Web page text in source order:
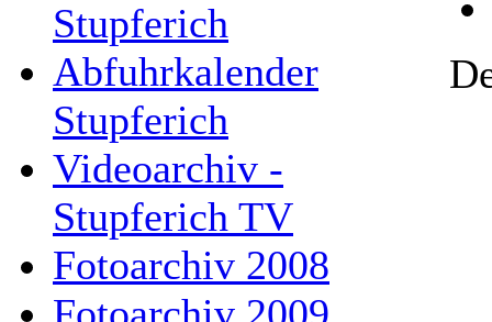
Stupferich
Abfuhrkalender
Stupferich
Videoarchiv -
Stupferich TV
Fotoarchiv 2008